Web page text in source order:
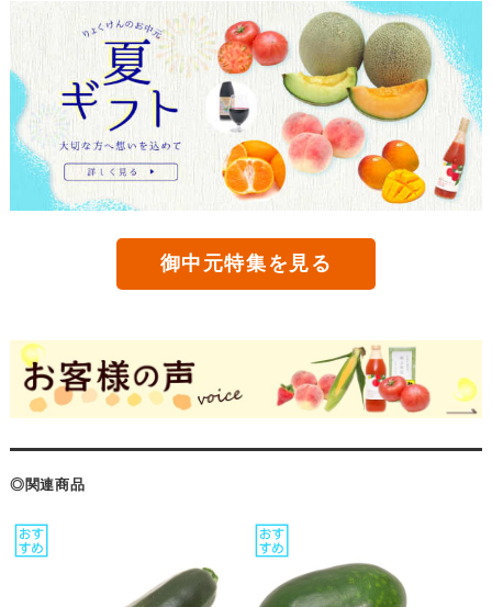
御中元特集を見る
◎関連商品